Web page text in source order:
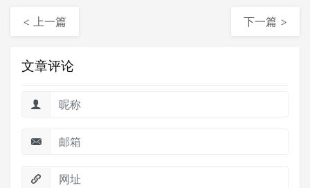
< 上一篇 下一篇 >
文章评论